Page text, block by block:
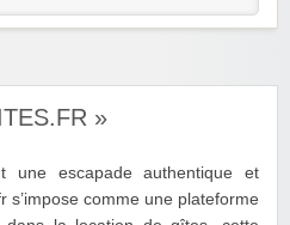
»
une escapade authentique et
s’impose comme une plateforme